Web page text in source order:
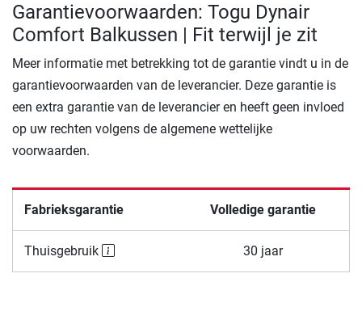
Garantievoorwaarden: Togu Dynair
Comfort Balkussen | Fit terwijl je zit
Meer informatie met betrekking tot de garantie vindt u in de
garantievoorwaarden van de leverancier. Deze garantie is
een extra garantie van de leverancier en heeft geen invloed
op uw rechten volgens de algemene wettelijke
voorwaarden.
Fabrieksgarantie Volledige garantie
Thuisgebruik 30 jaar